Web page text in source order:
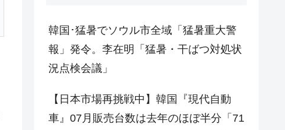
韓国･猛暑でソウル市全域「猛暑重大警
報」発令。李在明「猛暑・干ばつ対処状
況点検会議」
【日本市場再挑戦中】韓国『現代自動
車』07月販売台数は去年のほぼ半分「71